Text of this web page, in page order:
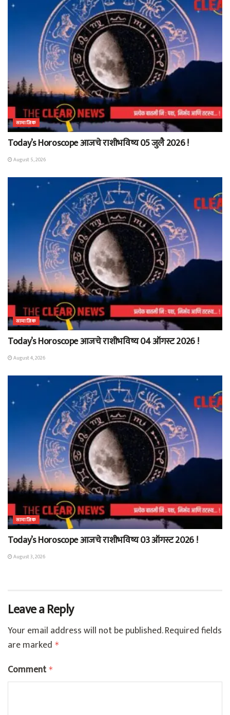
सामाजिक
Today’s Horoscope आजचे राशीभविष्य 05 जुलै 2026 !
August 5, 2026
सामाजिक
Today’s Horoscope आजचे राशीभविष्य 04 ऑगस्ट 2026 !
August 4, 2026
सामाजिक
Today’s Horoscope आजचे राशीभविष्य 03 ऑगस्ट 2026 !
August 3, 2026
Leave a Reply
Your email address will not be published.Required fields
are marked *
Comment *